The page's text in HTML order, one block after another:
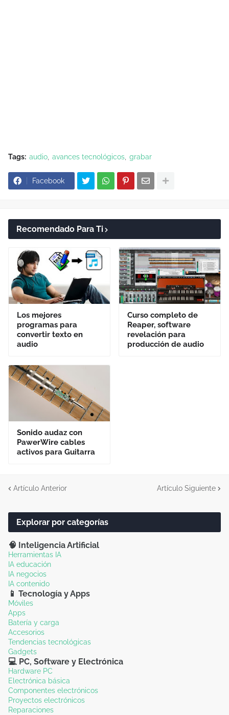
Tags: audio avances tecnológicos grabar
Facebook
Recomendado Para Ti
Los mejores
programas para
convertir texto en
audio
Curso completo de
Reaper, software
revelación para
producción de audio
Sonido audaz con
PawerWire cables
activos para Guitarra
Artículo Anterior Artículo Siguiente
Explorar por categorías
🧠 Inteligencia Artificial
Herramientas IA
IA educación
IA negocios
IA contenido
📱 Tecnología y Apps
Móviles
Apps
Batería y carga
Accesorios
Tendencias tecnológicas
Gadgets
💻 PC, Software y Electrónica
Hardware PC
Electrónica básica
Componentes electrónicos
Proyectos electrónicos
Reparaciones